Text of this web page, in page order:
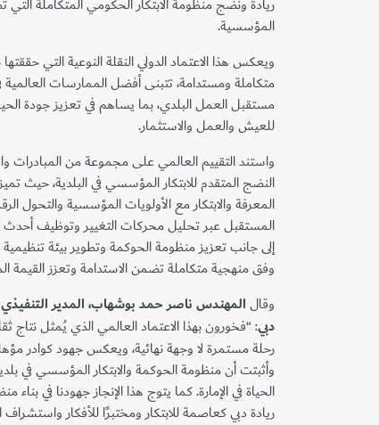
المؤسسية.
ويعكس هذا الاعتماد الدولي النقلة النوعية التي
متكاملة ومستدامة، تتبنى أفضل الممارسات العالمية
مستقبل العمل البلدي، بما يساهم في تعزيز جودة
للعيش والعمل والاستثمار.
واستند التقييم العالمي على مجموعة من المبادرات
النضج المتقدم للابتكار المؤسسي في البلدية، حيث
المعرفة والابتكار مع الأولويات المؤسسية والتحول
المستقبل عبر تحليل محركات التغيير وتوظيف أحدث
إلى جانب تعزيز منظومة الحوكمة وتطوير بيئة تنظيمية
وفق منهجية متكاملة تضمن الاستدامة وتعزز القيمة
وقالالمهندس ناصر حمد بوشهاب، المدير
دبي: “فخورون بهذا الاعتماد العالمي الذي يُمثل نتاج
رحلة مستمرة لا وجهة نهائية، ويعكس جهود كوادر
وأثبتت أن منظومة الحوكمة والابتكار المؤسسي في
الحياة في الإمارة. كما يتوج هذا الإنجاز جهودنا في
ريادة دبي كعاصمة للابتكار ومختبرًا للأفكار